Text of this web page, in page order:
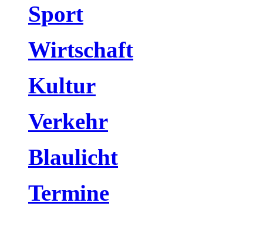
Sport
Wirtschaft
Kultur
Verkehr
Blaulicht
Termine